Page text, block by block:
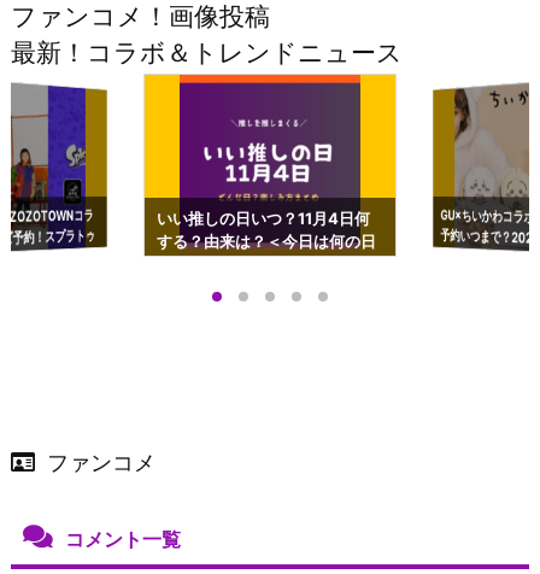
ファンコメ！画像投稿
最新！コラボ＆トレンドニュース
コラ
予約！スプラトゥ
ップも渋谷Hz
いい推しの日いつ？11月4日何
する？由来は？＜今日は何の日
GU×ちいかわコラ
予約いつまで？
ーチやショルダー
ファンコメ
コメント一覧